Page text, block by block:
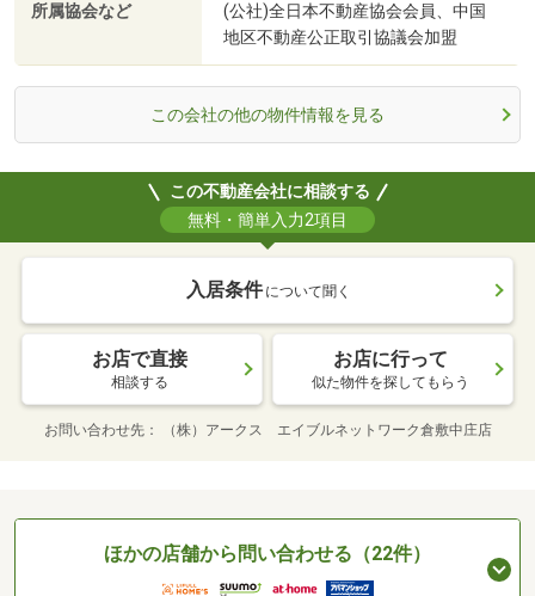
所属協会など
(公社)全日本不動産協会会員、中国
地区不動産公正取引協議会加盟
この会社の他の物件情報を見る
この不動産会社に相談する
無料・簡単入力2項目
入居条件 について聞く
お店で直接
相談する
お店に行って
似た物件を探してもらう
お問い合わせ先 （株）アークス エイブルネットワーク倉敷中庄店
ほかの店舗から問い合わせる（22件）